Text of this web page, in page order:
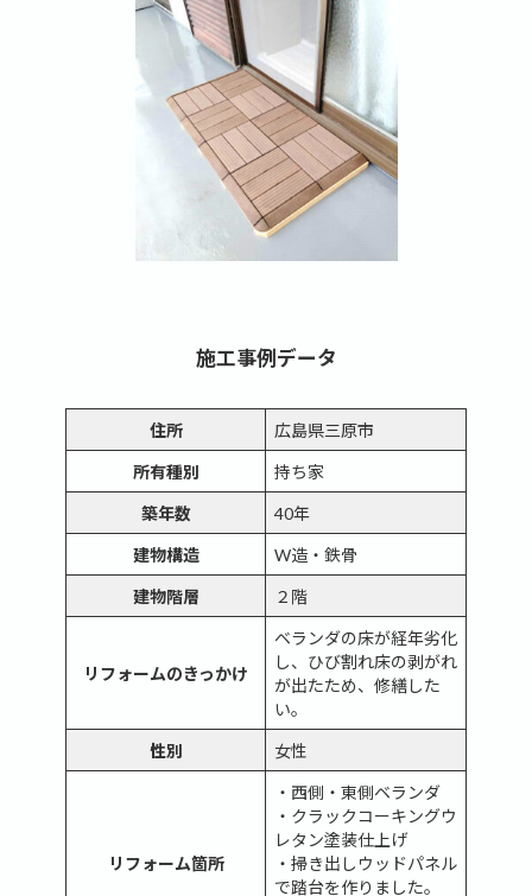
施工事例データ
住所 広島県三原市
所有種別 持ち家
築年数 40年
建物構造 W造・鉄骨
建物階層 ２階
リフォームのきっかけ
ベランダの床が経年劣化
し、ひび割れ床の剥がれ
が出たため、修繕した
い。
性別 女性
リフォーム箇所
・西側・東側ベランダ
・クラックコーキングウ
レタン塗装仕上げ
・掃き出しウッドパネル
で踏台を作りました。